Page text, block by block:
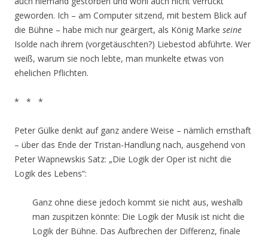
geworden. Ich – am Computer sitzend, mit bestem Blick auf
die Bühne – habe mich nur geärgert, als König Marke seine
Isolde nach ihrem (vorgetäuschten?) Liebestod abführte. Wer
weiß, warum sie noch lebte, man munkelte etwas von
ehelichen Pflichten.
* * *
Peter Gülke denkt auf ganz andere Weise – nämlich ernsthaft
– über das Ende der Tristan-Handlung nach, ausgehend von
Peter Wapnewskis Satz: „Die Logik der Oper ist nicht die
Logik des Lebens“:
Ganz ohne diese jedoch kommt sie nicht aus, weshalb
man zuspitzen könnte: Die Logik der Musik ist nicht die
Logik der Bühne. Das Aufbrechen der Differenz, finale